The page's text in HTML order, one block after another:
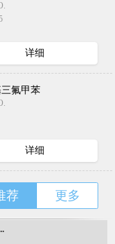
详细
氟甲苯
详细
荐 更多